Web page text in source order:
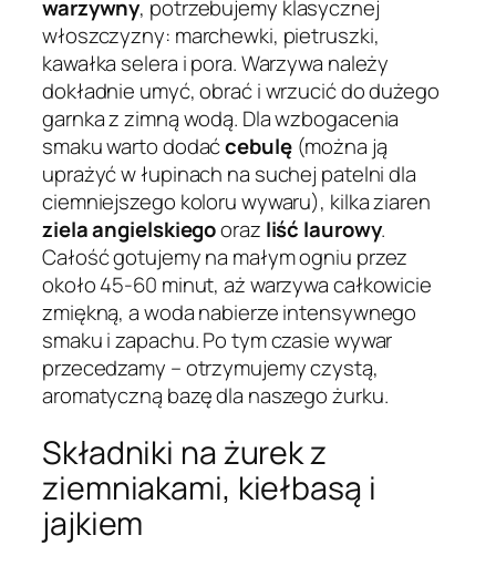
warzywny, potrzebujemy klasycznej
włoszczyzny: marchewki, pietruszki,
kawałka selera i pora. Warzywa należy
dokładnie umyć, obrać i wrzucić do dużego
garnka z zimną wodą. Dla wzbogacenia
smaku warto dodaćcebulę(można ją
uprażyć w łupinach na suchej patelni dla
ciemniejszego koloru wywaru), kilka ziaren
ziela angielskiegooraz liść laurowy.
Całość gotujemy na małym ogniu przez
około 45-60 minut, aż warzywa całkowicie
zmiękną, a woda nabierze intensywnego
smaku i zapachu. Po tym czasie wywar
przecedzamy – otrzymujemy czystą,
aromatyczną bazę dla naszego żurku.
Składniki na żurek z
ziemniakami, kiełbasą i
jajkiem